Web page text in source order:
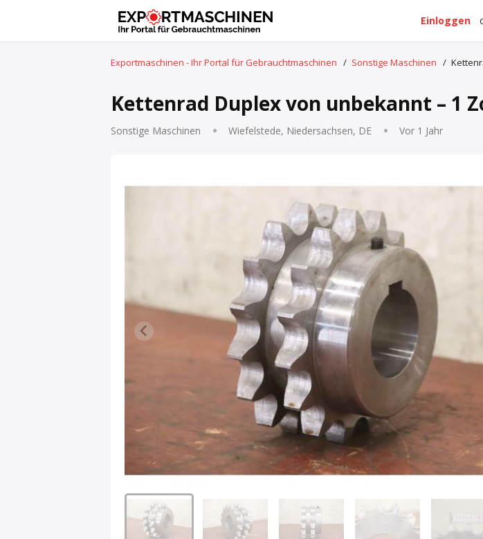
Einloggen
Exportmaschinen - Ihr Portal für Gebrauchtmaschinen / Sonstige Maschinen /
Kettenrad Duplex von unbekannt – 1
Sonstige Maschinen Wiefelstede, Niedersachsen, DE Vor 1 Jahr